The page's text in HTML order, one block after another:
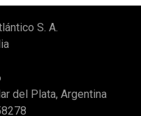
S. A.
del Plata, Argentina